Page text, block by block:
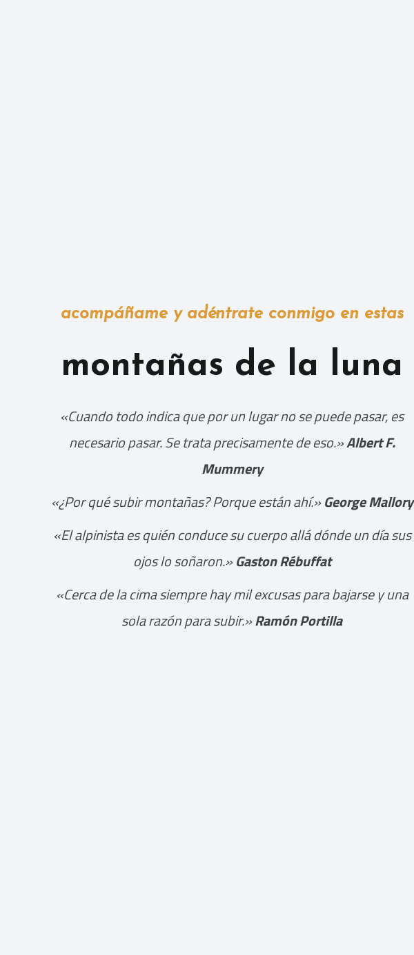
acompáñame y adéntrate conmigo en estas
montañas de la luna
«Cuando todo indica que por un lugar no se puede pasar, es
necesario pasar. Se trata precisamente de eso.»Albert F.
Mummery
«¿Por qué subir montañas? Porque están ahí.»George Mallory
«El alpinista es quién conduce su cuerpo allá dónde un día sus
ojos lo soñaron.»Gaston Rébuffat
«Cerca de la cima siempre hay mil excusas para bajarse y una
sola razón para subir.»Ramón Portilla